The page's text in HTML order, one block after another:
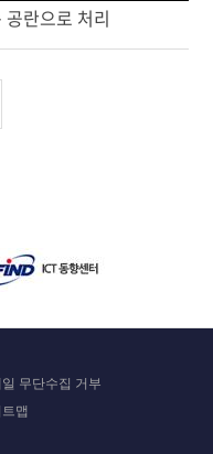
란으로 처리
일 무단수집 거부
맵